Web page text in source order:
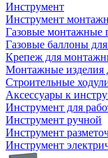
Инструмент
Инструмент
Газовые монтажные
Газовые баллоны
Крепеж для
Монтажные изделия
Строительные
Аксессуары к
Инструмент для
Инструмент ручной
Инструмент
Инструмент